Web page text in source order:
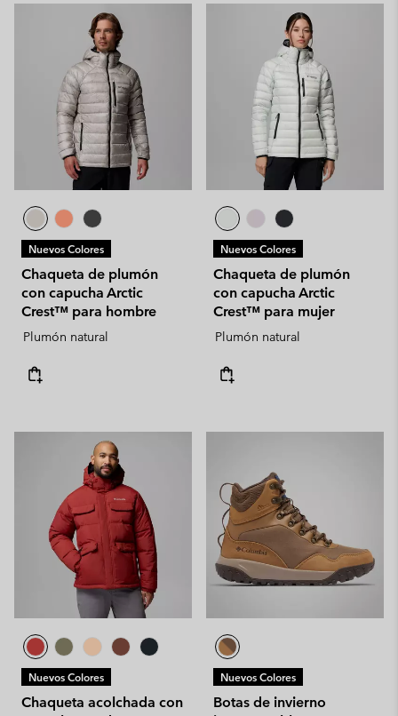
Nuevos Colores
Chaqueta de plumón
con capucha Arctic
Crest™ para hombre
Plumón natural
Nuevos Colores
Chaqueta de plumón
con capucha Arctic
Crest™ para mujer
Plumón natural
Nuevos Colores
Chaqueta acolchada con
Nuevos Colores
Botas de invierno